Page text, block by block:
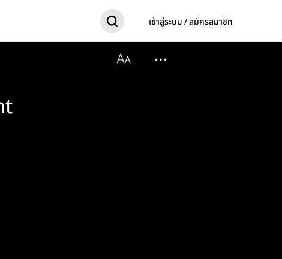
เข้าสู่ระบบ / สมัครสมาชิก